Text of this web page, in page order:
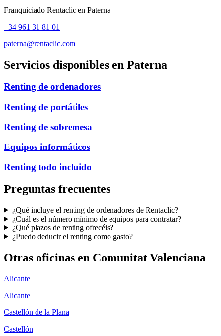
Franquiciado Rentaclic en Paterna
+34 961 31 81 01
paterna@rentaclic.com
Servicios disponibles en Paterna
Renting de ordenadores
Renting de portátiles
Renting de sobremesa
Equipos informáticos
Renting todo incluido
Preguntas frecuentes
¿Qué incluye el renting de ordenadores de Rentaclic?
¿Cuál es el número mínimo de equipos para contratar?
¿Qué plazos de renting ofrecéis?
¿Puedo deducir el renting como gasto?
Otras oficinas en Comunitat Valenciana
Alicante
Alicante
Castellón de la Plana
Castellón